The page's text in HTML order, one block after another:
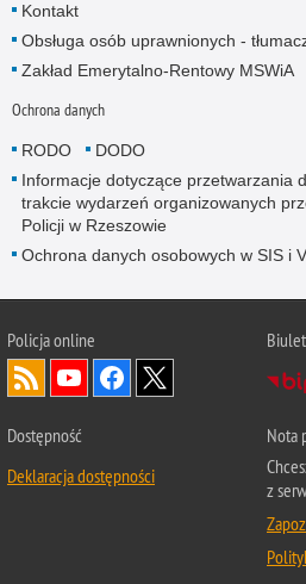
Kontakt
Obsługa osób uprawnionych -
Zakład Emerytalno-Rentowy MSWiA
Ochrona danych
RODO
DODO
Informacje dotyczące przetwarzania
trakcie wydarzeń organizowanych
Policji w Rzeszowie
Ochrona danych osobowych w SIS i
Policja online
Dostępność
Deklaracja dostępności
Nota
z